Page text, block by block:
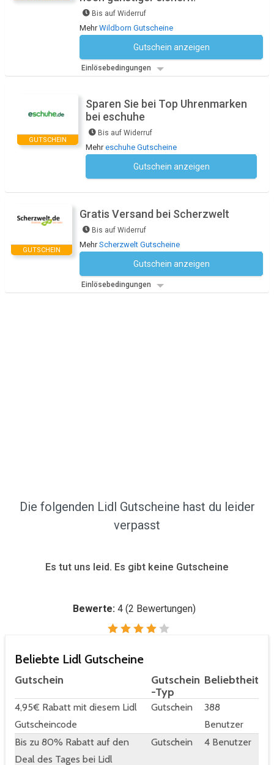
Bis auf Widerruf
MehrWildborn Gutscheine
Gutschein anzeigen
Einlösebedingungen
GUTSCHEIN
Sparen Sie bei Top Uhrenmarken
bei eschuhe
Bis auf Widerruf
Mehreschuhe Gutscheine
Gutschein anzeigen
GUTSCHEIN
Gratis Versand bei Scherzwelt
Bis auf Widerruf
MehrScherzwelt Gutscheine
Gutschein anzeigen
Einlösebedingungen
Die folgenden Lidl Gutscheine hast du leider
verpasst
Es tut uns leid. Es gibt keine Gutscheine
Bewerte: 4 (2 Bewertungen)
Beliebte Lidl Gutscheine
Gutschein
Gutschein
-Typ
Beliebtheit
4,95€ Rabatt mit diesem Lidl
Gutscheincode
Gutschein
388
Benutzer
Bis zu 80% Rabatt auf den
Deal des Tages bei Lidl
Gutschein 4 Benutzer